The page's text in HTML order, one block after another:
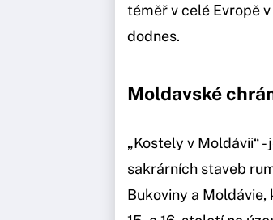
téměř v celé Evropě
dodnes.
Moldavské
„Kostely v Moldávii“
sakrárních staveb
Bukoviny a